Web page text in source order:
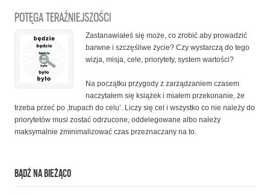
POTĘGA TERAŹNIEJSZOŚCI
Zastanawiałeś się może, co zrobić aby prowadzić
barwne i szczęśliwe życie? Czy wystarczą do tego
wizja, misja, cele, priorytety, system wartości?
Na początku przygody z zarządzaniem czasem
naczytałem się książek i miałem przekonanie, że
trzeba przeć po ‚trupach do celu’. Liczy się cel i wszystko co nie należy do
priorytetów musi zostać odrzucone, oddelegowane albo należy
maksymalnie zminimalizować czas przeznaczany na to.
BĄDŹ NA BIEŻĄCO